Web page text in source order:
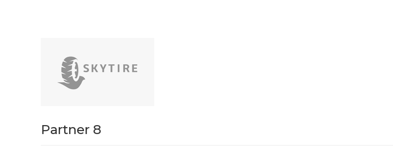
Partner 8